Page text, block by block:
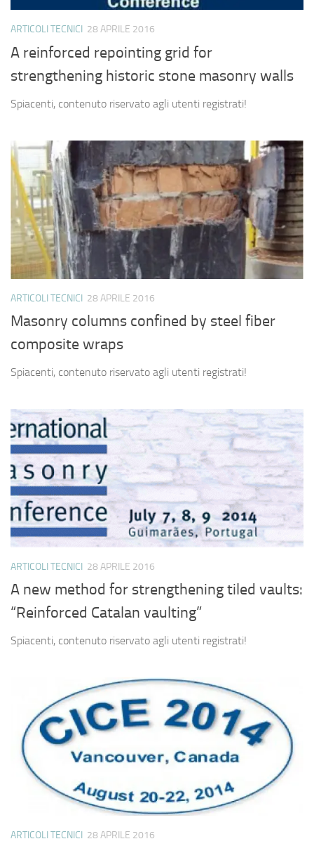
ARTICOLI TECNICI 28 APRILE 2016
A reinforced repointing grid for
strengthening historic stone masonry walls
Spiacenti, contenuto riservato agli utenti registrati!
ARTICOLI TECNICI 28 APRILE 2016
Masonry columns confined by steel fiber
composite wraps
Spiacenti, contenuto riservato agli utenti registrati!
ARTICOLI TECNICI 28 APRILE 2016
A new method for strengthening tiled vaults:
“Reinforced Catalan vaulting”
Spiacenti, contenuto riservato agli utenti registrati!
ARTICOLI TECNICI 28 APRILE 2016